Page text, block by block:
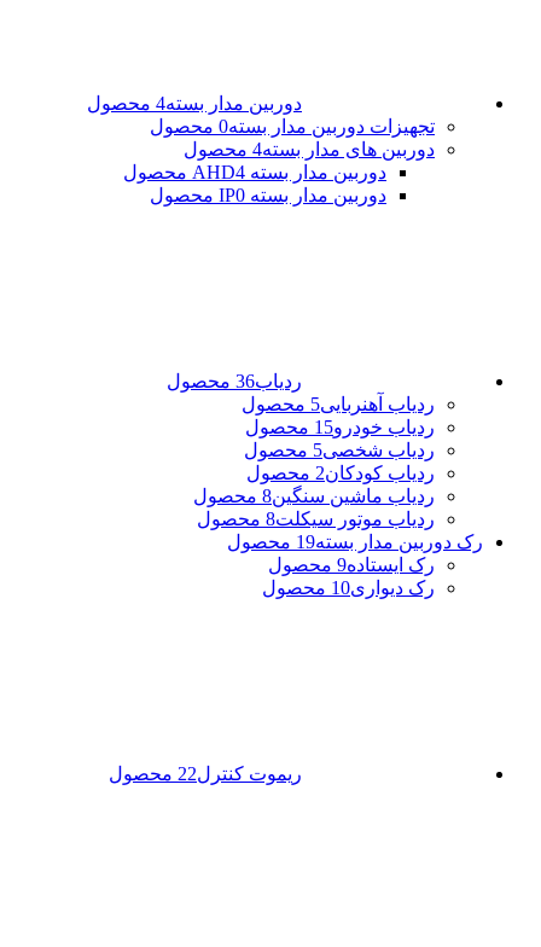
دوربین مدار بسته4 محصول
تجهیزات دوربین مدار بسته0 محصول
دوربین های مدار بسته4 محصول
دوربین مدار بسته AHD 4 محصول
دوربین مدار بسته IP 0 محصول
ردیاب36 محصول
ردیاب آهنربایی5 محصول
ردیاب خودرو15 محصول
ردیاب شخصی5 محصول
ردیاب کودکان2 محصول
ردیاب ماشین سنگین8 محصول
ردیاب موتور سیکلت8 محصول
رک دوربین مدار بسته19 محصول
رک ایستاده9 محصول
رک دیواری10 محصول
ریموت کنترل22 محصول